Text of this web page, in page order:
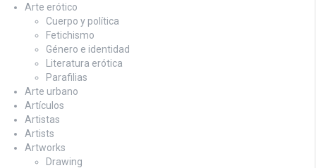
Arte erótico
Cuerpo y política
Fetichismo
Género e identidad
Literatura erótica
Parafilias
Arte urbano
Artículos
Artistas
Artists
Artworks
Drawing